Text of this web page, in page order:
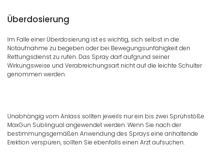
Überdosierung
Im Falle einer Überdosierung ist es wichtig, sich selbst in die
Notaufnahme zu begeben oder bei Bewegungsunfähigkeit den
Rettungsdienst zu rufen. Das Spray darf aufgrund seiner
Wirkungsweise und Verabreichungsart nicht auf die leichte Schulter
genommen werden.
Unabhängig vom Anlass sollten jeweils nur ein bis zwei Sprühstöße
MaxGun Sublingual angewendet werden. Wenn Sie nach der
bestimmungsgemäßen Anwendung des Sprays eine anhaltende
Erektion verspüren, sollten Sie ebenfalls einen Arzt aufsuchen.